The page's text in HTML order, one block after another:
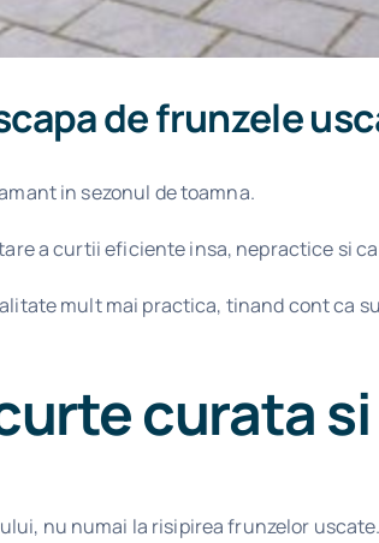
de frunzele
in sezonul de toamna.
a curtii eficiente insa, nepractice si
mult mai practica, tinand cont ca
curata
nu numai la risipirea frunzelor